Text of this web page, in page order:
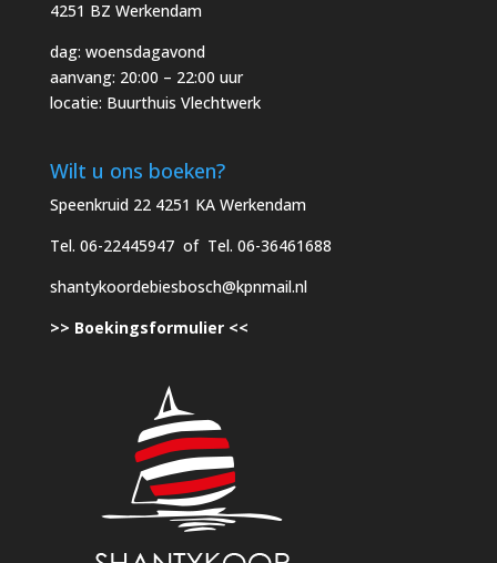
4251 BZ Werkendam
dag: woensdagavond
aanvang: 20:00 – 22:00 uur
locatie: Buurthuis Vlechtwerk
Wilt u ons boeken?
Speenkruid 22 4251 KA Werkendam
Tel. 06-22445947 of Tel. 06-36461688
shantykoordebiesbosch@kpnmail.nl
>> Boekingsformulier <<